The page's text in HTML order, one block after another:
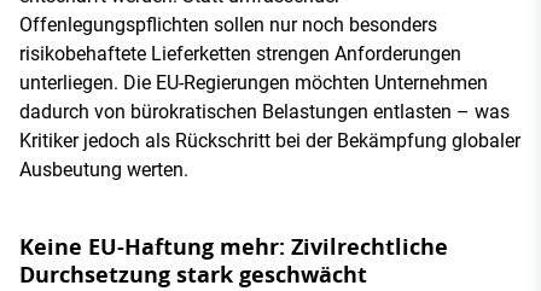
Offenlegungspflichten sollen nur noch besonders
risikobehaftete Lieferketten strengen Anforderungen
unterliegen. Die EU-Regierungen möchten Unternehmen
dadurch von bürokratischen Belastungen entlasten – was
Kritiker jedoch als Rückschritt bei der Bekämpfung globaler
Ausbeutung werten.
Keine EU-Haftung mehr: Zivilrechtliche
Durchsetzung stark geschwächt